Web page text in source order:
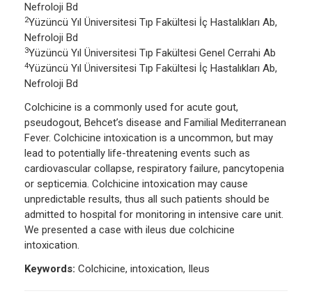
Nefroloji Bd
2Yüzüncü Yıl Üniversitesi Tıp Fakültesi İç Hastalıkları Ab,
Nefroloji Bd
3Yüzüncü Yıl Üniversitesi Tıp Fakültesi Genel Cerrahi Ab
4Yüzüncü Yıl Üniversitesi Tıp Fakültesi İç Hastalıkları Ab,
Nefroloji Bd
Colchicine is a commonly used for acute gout,
pseudogout, Behcet’s disease and Familial Mediterranean
Fever. Colchicine intoxication is a uncommon, but may
lead to potentially life-threatening events such as
cardiovascular collapse, respiratory failure, pancytopenia
or septicemia. Colchicine intoxication may cause
unpredictable results, thus all such patients should be
admitted to hospital for monitoring in intensive care unit.
We presented a case with ileus due colchicine
intoxication.
Keywords: Colchicine, intoxication, Ileus